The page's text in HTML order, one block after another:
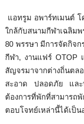
แอทรูม อพาร์ทเมนต์ โ
ใกล้กับสนามกีฬาเฉลิม
80 พรรษา มีการจัดกิจ
กีฬา, งานแฟร์ OTOP
สัญจรมาจากต่างถิ่นตล
สะอาด ปลอดภัย และ
ต้องการที่พักที่สามารถ
ตอบโจทย์เหล่านี้ได้เป็น